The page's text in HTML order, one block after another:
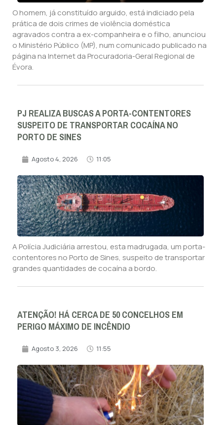
O homem, já constituído arguido, está indiciado pela
prática de dois crimes de violência doméstica
agravados contra a ex-companheira e o filho, anunciou
o Ministério Público (MP), num comunicado publicado na
página na Internet da Procuradoria-Geral Regional de
Évora.
PJ REALIZA BUSCAS A PORTA-CONTENTORES
SUSPEITO DE TRANSPORTAR COCAÍNA NO
PORTO DE SINES
Agosto 4, 2026 11:05
A Polícia Judiciária arrestou, esta madrugada, um porta-
contentores no Porto de Sines, suspeito de transportar
grandes quantidades de cocaína a bordo.
ATENÇÃO! HÁ CERCA DE 50 CONCELHOS EM
PERIGO MÁXIMO DE INCÊNDIO
Agosto 3, 2026 11:55